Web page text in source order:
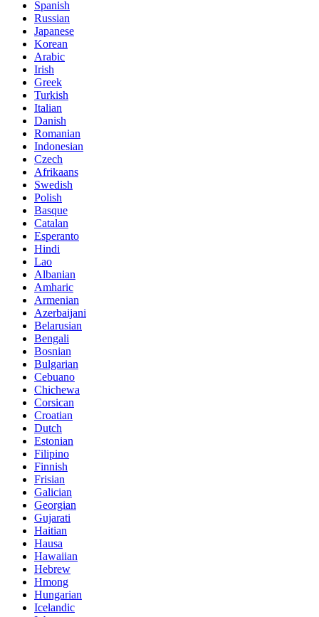
Spanish
Russian
Japanese
Korean
Arabic
Irish
Greek
Turkish
Italian
Danish
Romanian
Indonesian
Czech
Afrikaans
Swedish
Polish
Basque
Catalan
Esperanto
Hindi
Lao
Albanian
Amharic
Armenian
Azerbaijani
Belarusian
Bengali
Bosnian
Bulgarian
Cebuano
Chichewa
Corsican
Croatian
Dutch
Estonian
Filipino
Finnish
Frisian
Galician
Georgian
Gujarati
Haitian
Hausa
Hawaiian
Hebrew
Hmong
Hungarian
Icelandic